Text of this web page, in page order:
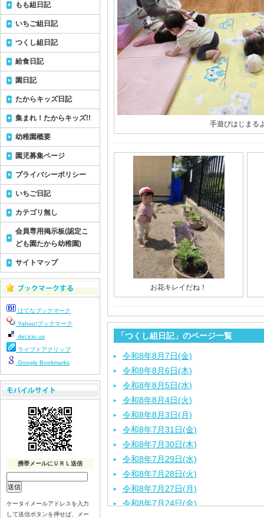
手遊びはじまる
お花キレイだね！
「つくし組日記」のページ一覧
令和8年8月7日(金)
令和8年8月6日(木)
令和8年8月5日(水)
令和8年8月4日(火)
令和8年8月3日(月)
令和8年7月31日(金)
令和8年7月30日(木)
令和8年7月29日(水)
令和8年7月28日(火)
令和8年7月27日(月)
令和8年7月24日(金)
もも組日記
いちご組日記
つくし組日記
給食日記
園日記
たからキッズ日記
集まれ！たからキッズ!!
幼稚園概要
園児募集ページ
プライバシーポリシー
いちご日記
カテゴリ無し
会員専用掲示板(認定こ
ども園たから幼稚園)
サイトマップ
はてなブックマーク
Yahoo!ブックマーク
del.icio.us
ライブドアクリップ
Google Bookmarks
携帯メールにＵＲＬ送信
ケータイメールアドレスを入力
して送信ボタンを押せば、メー